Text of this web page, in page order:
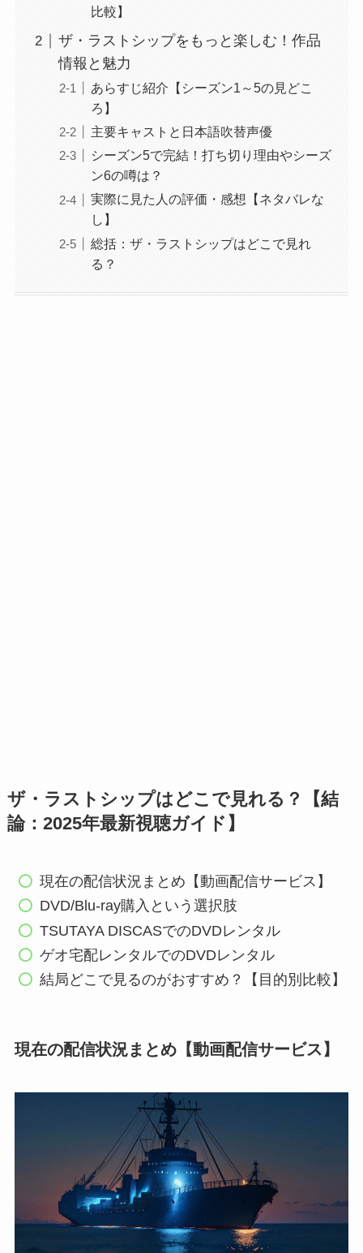
比較】
ザ・ラストシップをもっと楽しむ！作品
情報と魅力
あらすじ紹介【シーズン1～5の見どこ
ろ】
主要キャストと日本語吹替声優
シーズン5で完結！打ち切り理由やシーズ
ン6の噂は？
実際に見た人の評価・感想【ネタバレな
し】
総括：ザ・ラストシップはどこで見れ
る？
ザ・ラストシップはどこで見れる？【結
論：2025年最新視聴ガイド】
現在の配信状況まとめ【動画配信サービス】
DVD/Blu-ray購入という選択肢
TSUTAYA DISCASでのDVDレンタル
ゲオ宅配レンタルでのDVDレンタル
結局どこで見るのがおすすめ？【目的別比較】
現在の配信状況まとめ【動画配信サービス】